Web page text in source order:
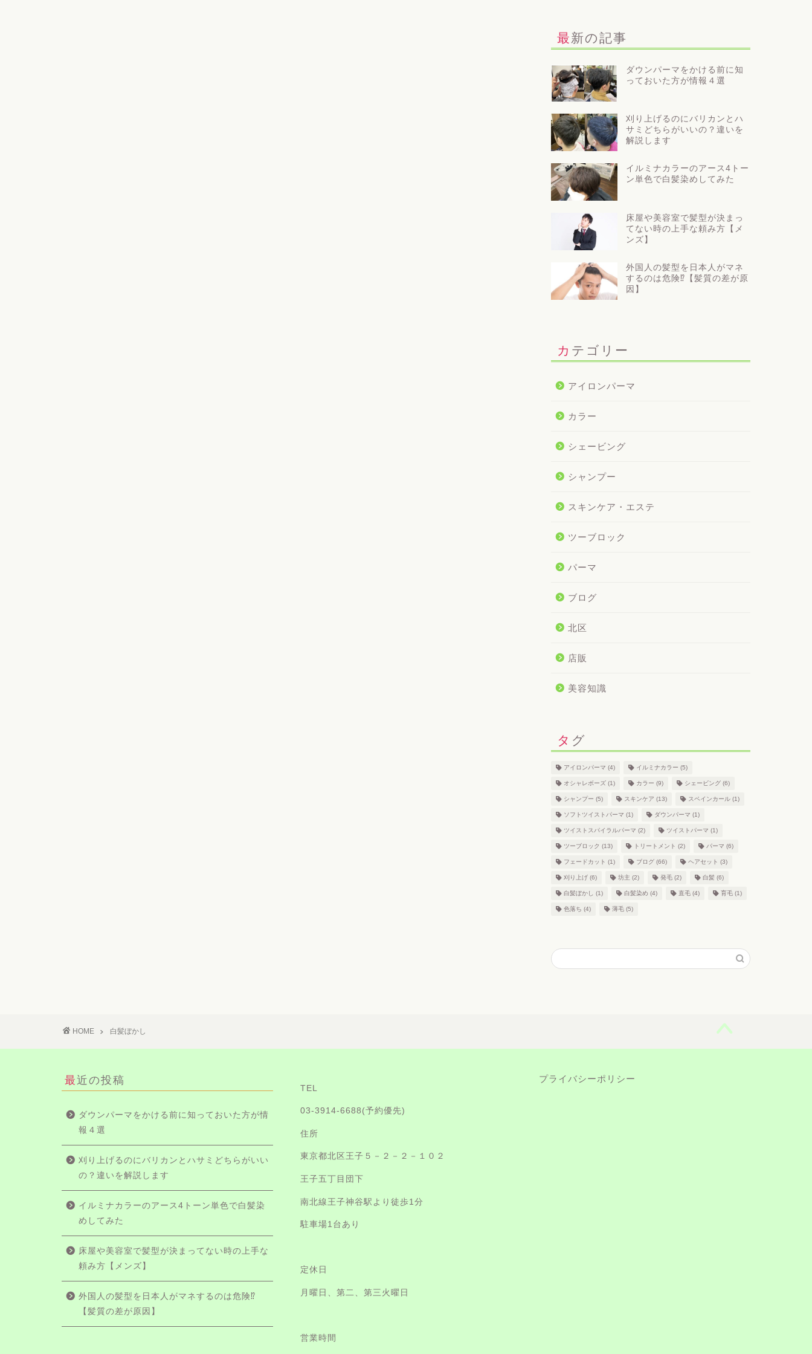
最新の記事
ダウンパーマをかける前に知
っておいた方が情報４選
刈り上げるのにバリカンとハ
サミどちらがいいの？違いを
解説します
イルミナカラーのアース4トー
ン単色で白髪染めしてみた
床屋や美容室で髪型が決まっ
てない時の上手な頼み方【メ
ンズ】
外国人の髪型を日本人がマネ
するのは危険⁉【髪質の差が原
因】
カテゴリー
アイロンパーマ
カラー
シェービング
シャンプー
スキンケア・エステ
ツーブロック
パーマ
ブログ
北区
店販
美容知識
タグ
アイロンパーマ (4) イルミナカラー (5)
オシャレボーズ(1) カラー (9) シェービング(6)
シャンプー (5) スキンケア (13) スペインカール(1)
ソフトツイストパーマ (1) ダウンパーマ (1)
ツイストスパイラルパーマ (2) ツイストパーマ (1)
ツーブロック (13) トリートメント (2) パーマ (6)
フェードカット (1) ブログ(66) ヘアセット (3)
刈り上げ(6) 坊主 (2) 発毛(2) 白髪(6)
白髪ぼかし (1) 白髪染め(4) 直毛(4) 育毛(1)
色落ち (4) 薄毛(5)
HOME 白髪ぼかし
最近の投稿
ダウンパーマをかける前に知っておいた方が情
報４選
刈り上げるのにバリカンとハサミどちらがいい
の？違いを解説します
イルミナカラーのアース4トーン単色で白髪染
めしてみた
床屋や美容室で髪型が決まってない時の上手な
頼み方【メンズ】
外国人の髪型を日本人がマネするのは危険⁉
【髪質の差が原因】
TEL
03-3914-6688 (予約優先)
住所
東京都北区王子５－２－２－１０２
王子五丁目団下
南北線王子神谷駅より徒歩1分
駐車場1台あり
定休日
月曜日、第二、第三火曜日
営業時間
プライバシーポリシー